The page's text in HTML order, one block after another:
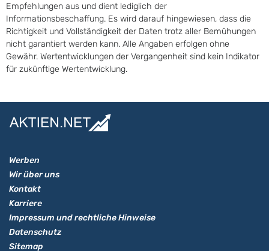
Empfehlungen aus und dient lediglich der
Informationsbeschaffung. Es wird darauf hingewiesen, dass die
Richtigkeit und Vollständigkeit der Daten trotz aller Bemühungen
nicht garantiert werden kann. Alle Angaben erfolgen ohne
Gewähr. Wertentwicklungen der Vergangenheit sind kein Indikator
für zukünftige Wertentwicklung.
Werben
Wir über uns
Kontakt
Karriere
Impressum und rechtliche Hinweise
Datenschutz
Sitemap